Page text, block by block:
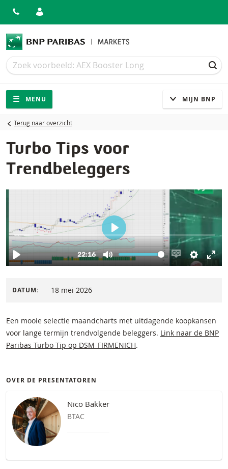
Zoek
Zoek
Navigatie
Site navigatie
MENU MIJN BNP
Terug naar overzicht
Turbo Tips voor
Trendbeleggers
DATUM: 18 mei 2026
Een mooie selectie maandcharts met uitdagende koopkansen
voor lange termijn trendvolgende beleggers. Link naar de BNP
Paribas Turbo Tip op DSM_FIRMENICH.
OVER DE PRESENTATOREN
Nico Bakker
BTAC